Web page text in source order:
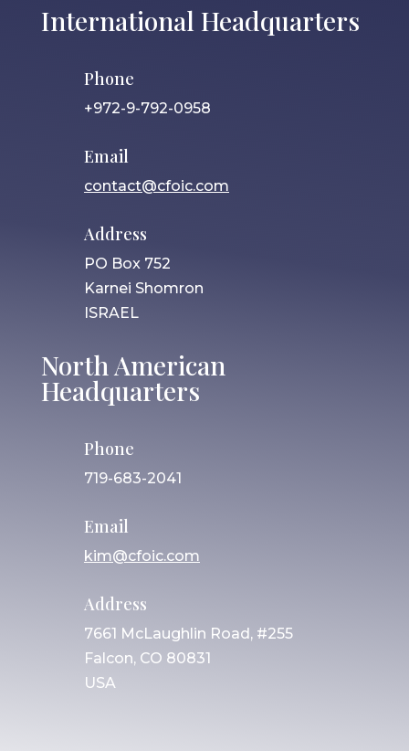
International Headquarters
Phone
+972-9-792-0958
Email
contact@cfoic.com
Address
PO Box 752
Karnei Shomron
ISRAEL
North American
Headquarters
Phone
719-683-2041
Email
kim@cfoic.com
Address
7661 McLaughlin Road, #255
Falcon, CO 80831
USA